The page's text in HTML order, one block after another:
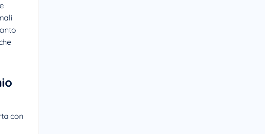
con